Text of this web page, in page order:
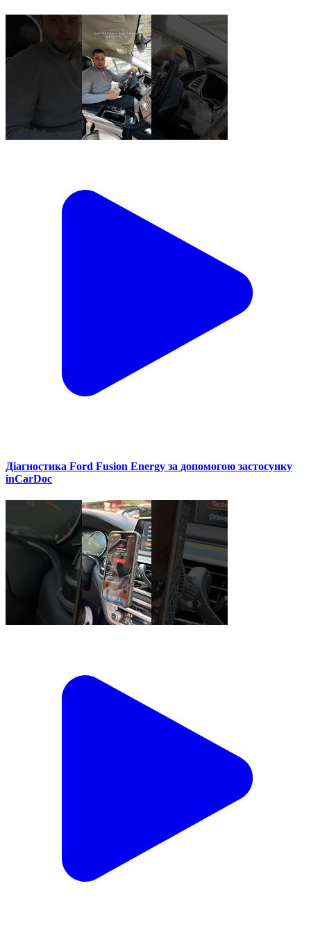
Діагностика Ford Fusion Energy за допомогою застосунку
inCarDoc